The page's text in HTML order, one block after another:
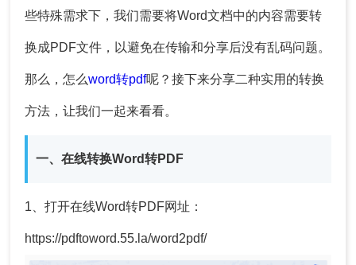
些特殊需求下，我们需要将Word文档中的内容需要转
换成PDF文件，以避免在传输和分享后没有乱码问题。
那么，怎么word转pdf呢？接下来分享二种实用的转换
方法，让我们一起来看看。
一、在线转换Word转PDF
1、打开在线Word转PDF网址：
https://pdftoword.55.la/word2pdf/